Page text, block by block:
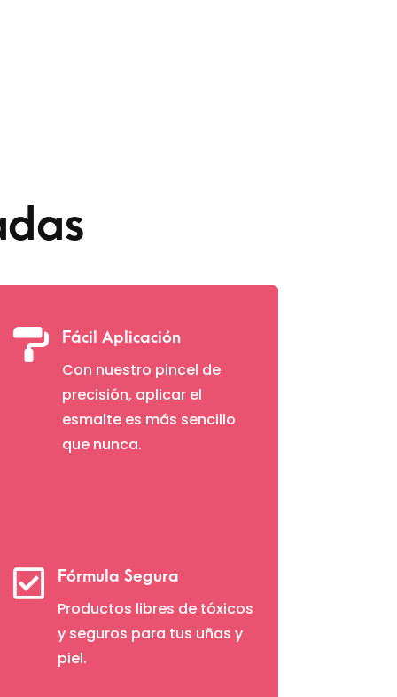
 Fácil Aplicación
Con nuestro pincel de
precisión, aplicar el
esmalte es más sencillo
que nunca.
 Fórmula Segura
Productos libres de tóxicos
y seguros para tus uñas y
piel.